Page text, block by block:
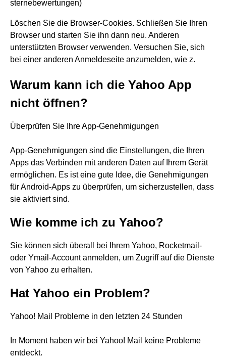
sternebewertungen)
Löschen Sie die Browser-Cookies. Schließen Sie Ihren
Browser und starten Sie ihn dann neu. Anderen
unterstützten Browser verwenden. Versuchen Sie, sich
bei einer anderen Anmeldeseite anzumelden, wie z.
Warum kann ich die Yahoo App
nicht öffnen?
Überprüfen Sie Ihre App-Genehmigungen
App-Genehmigungen sind die Einstellungen, die Ihren
Apps das Verbinden mit anderen Daten auf Ihrem Gerät
ermöglichen. Es ist eine gute Idee, die Genehmigungen
für Android-Apps zu überprüfen, um sicherzustellen, dass
sie aktiviert sind.
Wie komme ich zu Yahoo?
Sie können sich überall bei Ihrem Yahoo, Rocketmail-
oder Ymail-Account anmelden, um Zugriff auf die Dienste
von Yahoo zu erhalten.
Hat Yahoo ein Problem?
Yahoo! Mail Probleme in den letzten 24 Stunden
In Moment haben wir bei Yahoo! Mail keine Probleme
entdeckt.